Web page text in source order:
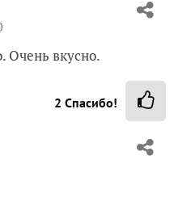
Очень вкусно.
2 Спасибо!